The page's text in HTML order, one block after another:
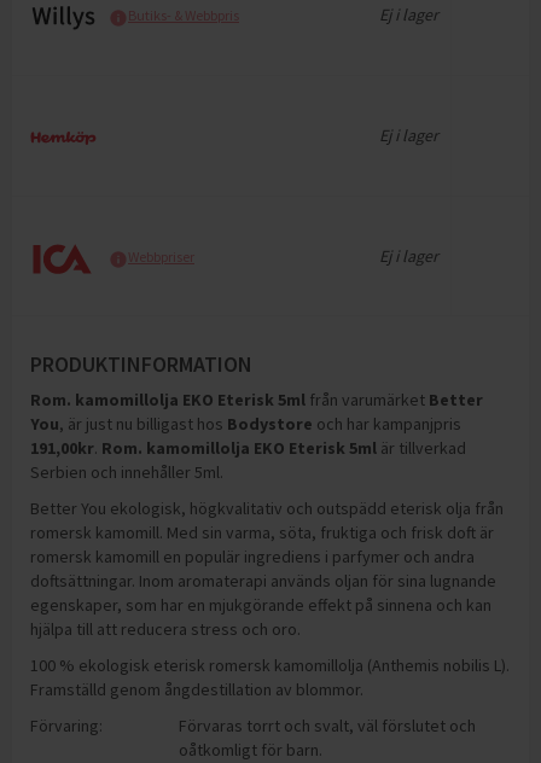
Butiks- & Webbpris Ej i lager
Ej i lager
Webbpriser Ej i lager
PRODUKTINFORMATION
Rom. kamomillolja EKO Eterisk 5ml från varumärket Better
You, är just nu billigast hos Bodystore och har kampanjpris
191,00kr. Rom. kamomillolja EKO Eterisk 5ml är tillverkad
Serbien och innehåller 5ml.
Better You ekologisk, högkvalitativ och outspädd eterisk olja från
romersk kamomill. Med sin varma, söta, fruktiga och frisk doft är
romersk kamomill en populär ingrediens i parfymer och andra
doftsättningar. Inom aromaterapi används oljan för sina lugnande
egenskaper, som har en mjukgörande effekt på sinnena och kan
hjälpa till att reducera stress och oro.
100 % ekologisk eterisk romersk kamomillolja (Anthemis nobilis L).
Framställd genom ångdestillation av blommor.
Förvaring:
Förvaras torrt och svalt, väl förslutet och
oåtkomligt för barn.